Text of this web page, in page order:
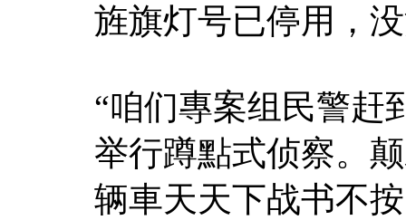
旌旗灯号已停用，
“咱们專案组民警赶
举行蹲點式侦察。
辆車天天下战书不